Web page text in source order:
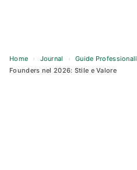
Home › Journal › Guide Professionali
Founders nel 2026: Stile e Valore